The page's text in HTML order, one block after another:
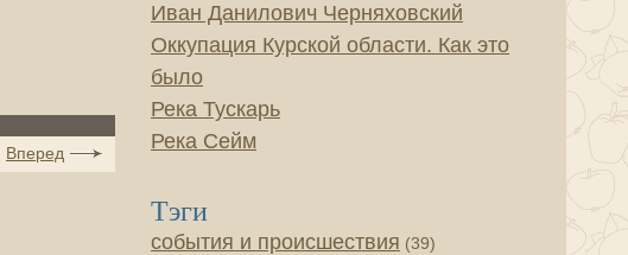
Вперед
Иван Данилович Черняховский
Оккупация Курской области. Как это
было
Река Тускарь
Река Сейм
Тэги
события и происшествия (39)